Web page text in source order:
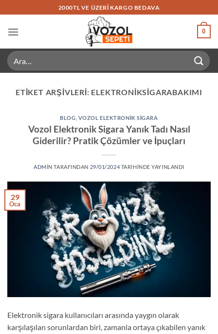
atla
2000TL VE ÜZERI KARGO BEDAVA
0
Ara:
ETIKET ARŞIVLERI: ELEKTRONIKSIGARABAKIMI
BLOG VOZOL ELEKTRONIK SIGARA
Vozol Elektronik Sigara Yanık Tadı Nasıl
Giderilir? Pratik Çözümler ve İpuçları
ADMIN TARAFINDAN 29/01/2024TARIHINDE YAYINLANDI
29
Oca
Elektronik sigara kullanıcıları arasında yaygın olarak
karşılaşılan sorunlardan biri, zamanla ortaya çıkabilen yanık